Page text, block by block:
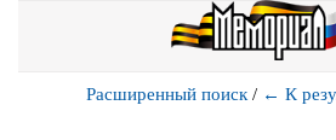
Расширенный поиск / ← К